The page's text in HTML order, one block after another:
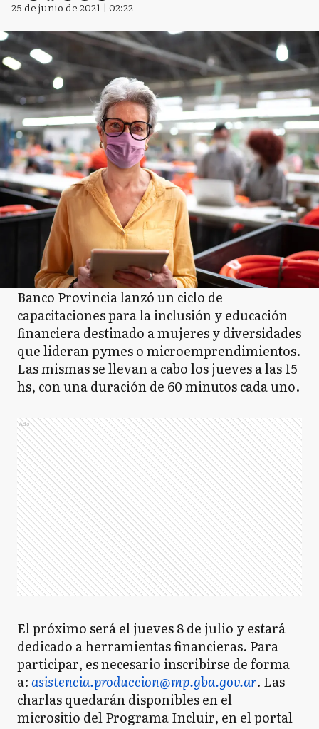
25 de junio de 2021 | 02:22
Banco Provincia lanzó un ciclo de
capacitaciones para la inclusión y educación
financiera destinado a mujeres y diversidades
que lideran pymes o microemprendimientos.
Las mismas se llevan a cabo los jueves a las 15
hs, con una duración de 60 minutos cada uno.
Ads
El próximo será el jueves 8 de julio y estará
dedicado a herramientas financieras. Para
participar, es necesario inscribirse de forma
a:asistencia.produccion@mp.gba.gov.ar. Las
charlas quedarán disponibles en el
micrositio del Programa Incluir, en el portal